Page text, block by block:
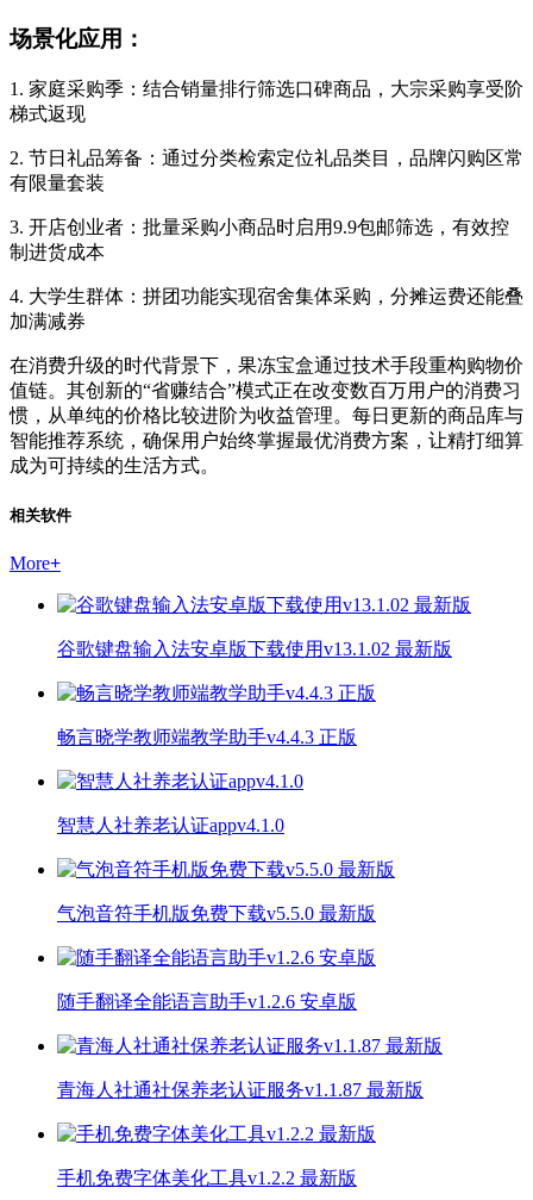
场景化应用：
1. 家庭采购季：结合销量排行筛选口碑商品，大宗采购享受阶
梯式返现
2. 节日礼品筹备：通过分类检索定位礼品类目，品牌闪购区常
有限量套装
3. 开店创业者：批量采购小商品时启用9.9包邮筛选，有效控
制进货成本
4. 大学生群体：拼团功能实现宿舍集体采购，分摊运费还能叠
加满减券
在消费升级的时代背景下，果冻宝盒通过技术手段重构购物价
值链。其创新的“省赚结合”模式正在改变数百万用户的消费习
惯，从单纯的价格比较进阶为收益管理。每日更新的商品库与
智能推荐系统，确保用户始终掌握最优消费方案，让精打细算
成为可持续的生活方式。
相关软件
More+
谷歌键盘输入法安卓版下载使用v13.1.02 最新版
畅言晓学教师端教学助手v4.4.3 正版
智慧人社养老认证appv4.1.0
气泡音符手机版免费下载v5.5.0 最新版
随手翻译全能语言助手v1.2.6 安卓版
青海人社通社保养老认证服务v1.1.87 最新版
手机免费字体美化工具v1.2.2 最新版